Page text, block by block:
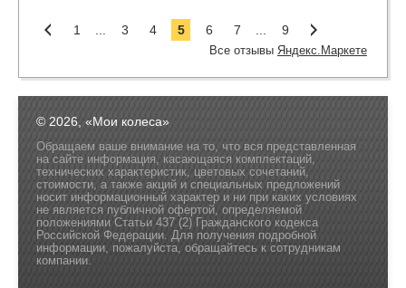
1 ... 3 4 5 6 7 ... 9
Все отзывы Яндекс.Маркете
© 2026, «Мои колеса»
Обращаем ваше внимание на то, что вся представленная
на сайте информация, касающаяся комплектаций,
технических характеристик, цветовых сочетаний,
стоимости, а также акций и специальных предложений
носит информационный характер и ни при каких условиях
не является публичной офертой, определяемой
положениями Статьи 437 (2) Гражданского кодекса
Российской Федерации. Для получения подробной
информации, пожалуйста, обращайтесь к сотрудникам
компании.